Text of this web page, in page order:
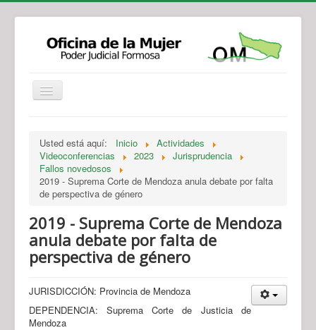
Legislación
Novedades
Recursos y Servicios de Atención
Usted está aquí: Inicio
Actividades
Videoconferencias
2023
Jurisprudencia
Fallos novedosos
2019 - Suprema Corte de Mendoza anula debate por falta
de perspectiva de género
2019 - Suprema Corte de Mendoza
anula debate por falta de
perspectiva de género
JURISDICCIÓN: Provincia de Mendoza
DEPENDENCIA: Suprema Corte de Justicia de
Mendoza